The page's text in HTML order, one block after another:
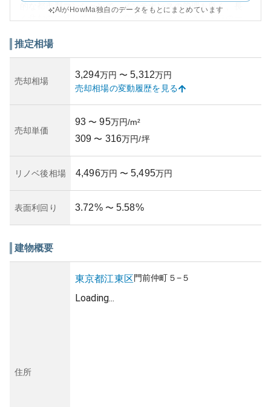
的な都市型マンションで、メンテナンスの管理も良く、長
資産性の面では、地価上昇が続く東京の中でも門前仲町エ
の考慮は必要で、購入には注意が必要です。エリアの再開
発状況や需要、市場動向によって将来的な価値変動のリス
クも伴います。所有リスクとしては、地震対策や管理組合
前にしっかりと検討する必要があります。
AIがHowMa独自のデータをもとにまとめています
推定相場
売却相場
3,294万円 〜 5,312万円
売却相場の変動履歴を見る
売却単価
93 〜 95万円/m²
309 〜 316万円/坪
リノベ後相場 4,496万円 〜 5,495万円
表面利回り 3.72% 〜 5.58%
建物概要
住所
東京都江東区門前仲町 ５−５
Loading...